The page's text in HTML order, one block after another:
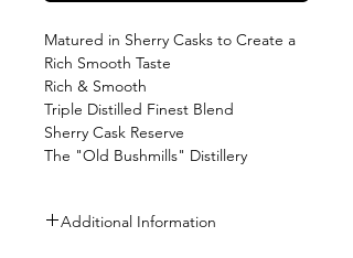
Matured in Sherry Casks to Create a
Rich Smooth Taste
Rich & Smooth
Triple Distilled Finest Blend
Sherry Cask Reserve
The "Old Bushmills" Distillery
Additional Information